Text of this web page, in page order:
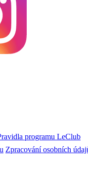
programu LeClub
Zpracování osobních